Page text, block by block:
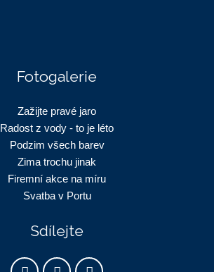
Fotogalerie
Zažijte pravé jaro
Radost z vody - to je léto
Podzim všech barev
Zima trochu jinak
Firemní akce na míru
Svatba v Portu
Sdílejte